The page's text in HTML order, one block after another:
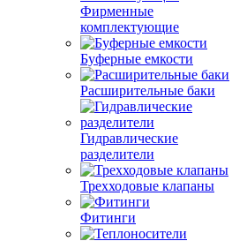
Фирменные
комплектующие
Буферные емкости
Расширительные баки
Гидравлические
разделители
Трехходовые клапаны
Фитинги